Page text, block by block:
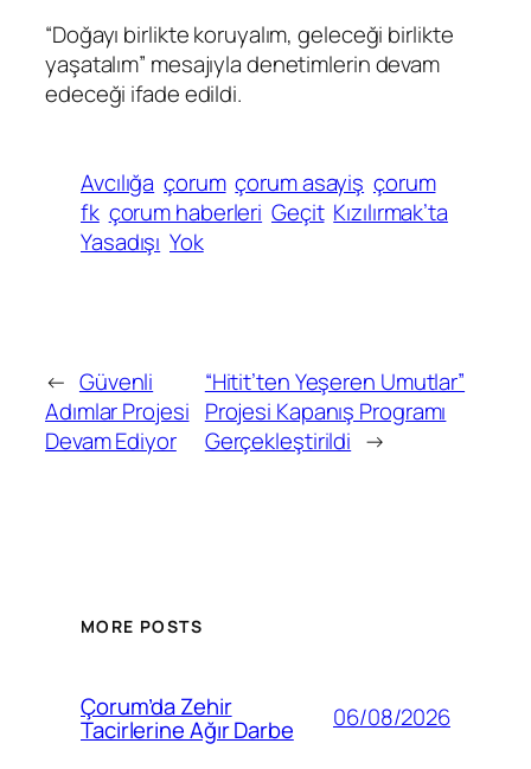
“Doğayı birlikte koruyalım, geleceği birlikte
yaşatalım” mesajıyla denetimlerin devam
edeceği ifade edildi.
Avcılığa çorum çorum asayiş çorum
fk çorum haberleri Geçit Kızılırmak’ta
Yasadışı Yok
← Güvenli
Adımlar Projesi
Devam Ediyor
“Hitit’ten Yeşeren Umutlar”
Projesi Kapanış Programı
Gerçekleştirildi →
MORE POSTS
Çorum’da Zehir
Tacirlerine Ağır Darbe 06/08/2026